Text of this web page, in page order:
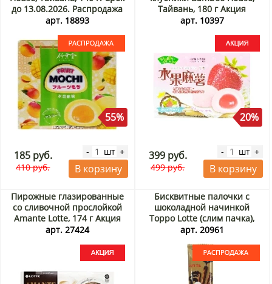
до 13.08.2026. Распродажа
арт. 18893
55%
185 руб.
410 руб.
- шт +
В корзину
Тайвань, 180 г Акция
арт. 10397
20%
399 руб.
499 руб.
- шт +
В корзину
Пирожные глазированные
со сливочной прослойкой
Amante Lotte, 174 г Акция
арт. 27424
Бисквитные палочки с
шоколадной начинкой
Toppo Lotte (слим пачка),
Таиланд, 11 г. Срок до
арт. 20961